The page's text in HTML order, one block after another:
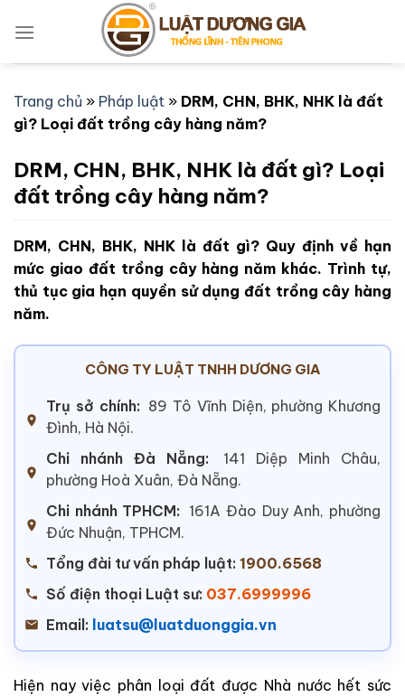
qua
Trang chủ » Pháp luật » DRM, CHN, BHK, NHK là đất
gì? Loại đất trồng cây hàng năm?
DRM, CHN, BHK, NHK là đất gì? Loại
đất trồng cây hàng năm?
DRM, CHN, BHK, NHK là đất gì? Quy định về hạn
mức giao đất trồng cây hàng năm khác. Trình tự,
thủ tục gia hạn quyền sử dụng đất trồng cây hàng
năm.
CÔNG TY LUẬT TNHH DƯƠNG GIA
Trụ sở chính: 89 Tô Vĩnh Diện, phường Khương
Đình, Hà Nội.
Chi nhánh Đà Nẵng:
141 Diệp Minh Châu,
phường Hoà Xuân, Đà Nẵng.
Chi nhánh TPHCM: 161A Đào Duy Anh, phường
Đức Nhuận, TPHCM.
Tổng đài tư vấn pháp luật: 1900.6568
Số điện thoại Luật sư: 037.6999996
Email: luatsu@luatduonggia.vn
Hiện nay việc phân loại đất được Nhà nước hết sức